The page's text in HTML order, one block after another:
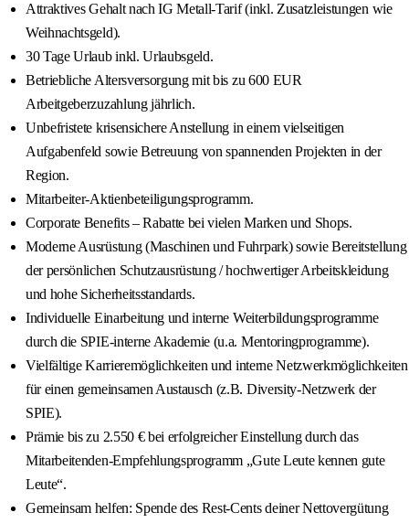
Attraktives Gehalt nach IG Metall-Tarif (inkl. Zusatzleistungen wie
Weihnachtsgeld).
30 Tage Urlaub inkl. Urlaubsgeld.
Betriebliche Altersversorgung mit bis zu 600 EUR
Arbeitgeberzuzahlung jährlich.
Unbefristete krisensichere Anstellung in einem vielseitigen
Aufgabenfeld sowie Betreuung von spannenden Projekten in der
Region.
Mitarbeiter‑Aktienbeteiligungsprogramm.
Corporate Benefits – Rabatte bei vielen Marken und Shops.
Moderne Ausrüstung (Maschinen und Fuhrpark) sowie Bereitstellung
der persönlichen Schutzausrüstung / hochwertiger Arbeitskleidung
und hohe Sicherheitsstandards.
Individuelle Einarbeitung und interne Weiterbildungsprogramme
durch die SPIE-interne Akademie (u.a. Mentoringprogramme).
Vielfältige Karrieremöglichkeiten und interne Netzwerkmöglichkeiten
für einen gemeinsamen Austausch (z.B. Diversity‑Netzwerk der
SPIE).
Prämie bis zu 2.550 € bei erfolgreicher Einstellung durch das
Mitarbeitenden‑Empfehlungsprogramm „Gute Leute kennen gute
Leute“.
Gemeinsam helfen: Spende des Rest‑Cents deiner Nettovergütung